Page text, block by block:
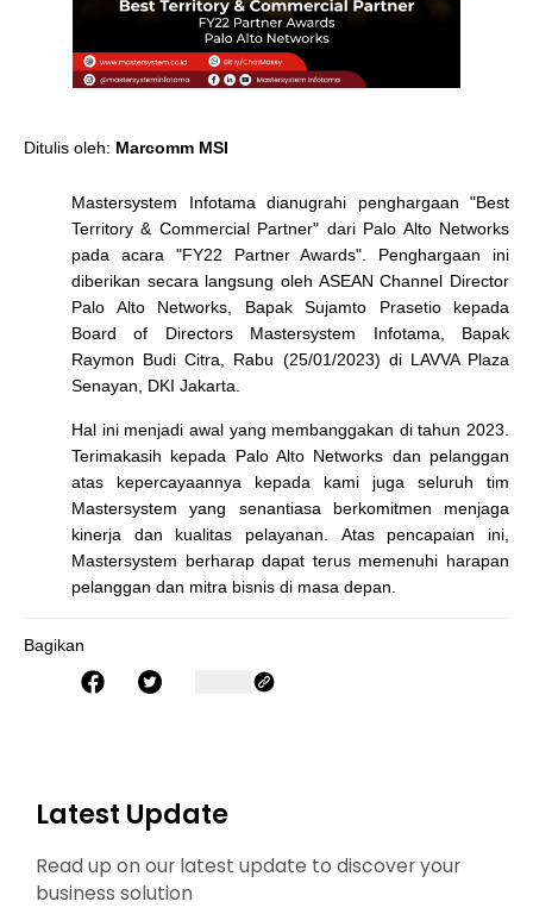
Ditulis oleh: Marcomm MSI
Mastersystem Infotama dianugrahi penghargaan "Best
Territory & Commercial Partner" dari Palo Alto Networks
pada acara "FY22 Partner Awards". Penghargaan ini
diberikan secara langsung oleh ASEAN Channel Director
Palo Alto Networks, Bapak Sujamto Prasetio kepada
Board of Directors Mastersystem Infotama, Bapak
Raymon Budi Citra, Rabu (25/01/2023) di LAVVA Plaza
Senayan, DKI Jakarta.
Hal ini menjadi awal yang membanggakan di tahun 2023.
Terimakasih kepada Palo Alto Networks dan pelanggan
atas kepercayaannya kepada kami juga seluruh tim
Mastersystem yang senantiasa berkomitmen menjaga
kinerja dan kualitas pelayanan. Atas pencapaian ini,
Mastersystem berharap dapat terus memenuhi harapan
pelanggan dan mitra bisnis di masa depan.
Bagikan
Latest Update
Read up on our latest update to discover your
business solution